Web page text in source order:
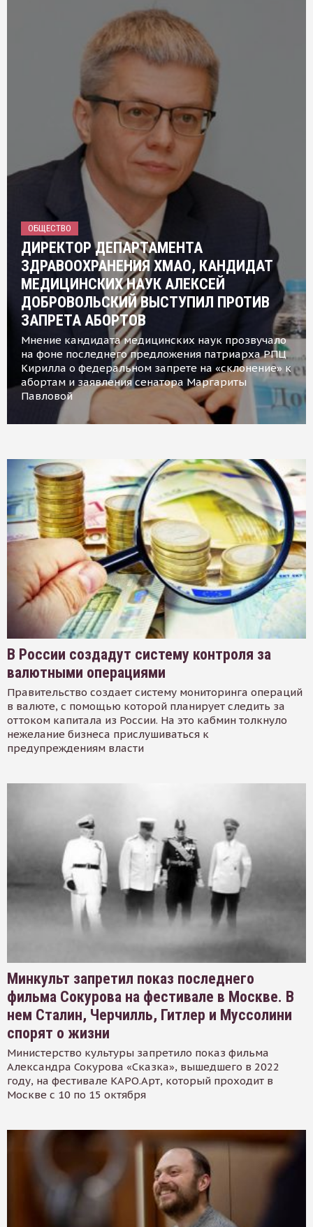
ОБЩЕСТВО
ДИРЕКТОР ДЕПАРТАМЕНТА
ЗДРАВООХРАНЕНИЯ ХМАО, КАНДИДАТ
МЕДИЦИНСКИХ НАУК АЛЕКСЕЙ
ДОБРОВОЛЬСКИЙ ВЫСТУПИЛ ПРОТИВ
ЗАПРЕТА АБОРТОВ
Мнение кандидата медицинских наук прозвучало
на фоне последнего предложения патриарха РПЦ
Кирилла о федеральном запрете на «склонение» к
абортам и заявления сенатора Маргариты
Павловой
В России создадут систему контроля за
валютными операциями
Правительство создает систему мониторинга операций
в валюте, с помощью которой планирует следить за
оттоком капитала из России. На это кабмин толкнуло
нежелание бизнеса прислушиваться к
предупреждениям власти
Минкульт запретил показ последнего
фильма Сокурова на фестивале в Москве. В
нем Сталин, Черчилль, Гитлер и Муссолини
спорят о жизни
Министерство культуры запретило показ фильма
Александра Сокурова «Сказка», вышедшего в 2022
году, на фестивале КАРО.Арт, который проходит в
Москве с 10 по 15 октября